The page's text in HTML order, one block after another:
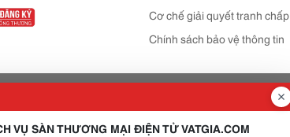
Cơ chế giải quyết tranh chấp
Chính sách bảo vệ thông tin
VỤ SÀN THƯƠNG MẠI ĐIỆN TỬ VATGIA.COM